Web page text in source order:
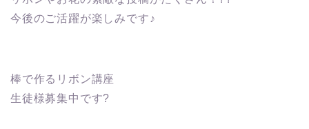
今後のご活躍が楽しみです♪
棒で作るリボン講座
生徒様募集中です?